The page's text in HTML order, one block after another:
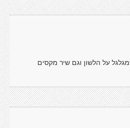
על הלשון וגם שיר מקסים